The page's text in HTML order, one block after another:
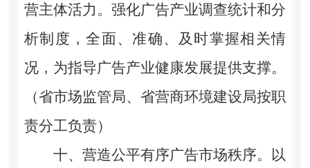
营主体活力。强化广告产业调查统计和分
析制度，全面、准确、及时掌握相关情
况，为指导广告产业健康发展提供支撑。
（省市场监管局、省营商环境建设局按职
责分工负责）
十、营造公平有序广告市场秩序。
以